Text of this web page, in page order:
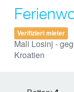
Verifiziert mieter
Mali Losinj -
Kroatien